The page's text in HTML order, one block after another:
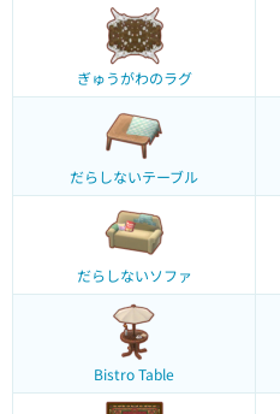
ぎゅうがわのラグ
だらしないテーブル
だらしないソファ
Bistro Table